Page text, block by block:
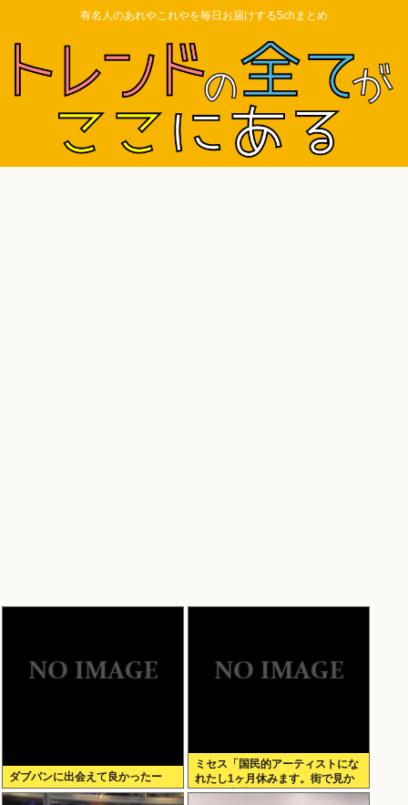
有名人のあれやこれやを毎日お届けする5chまとめ
ダブパンに出会えて良かったー
ミセス「国民的アーティストにな
れたし1ヶ月休みます。街で見か
けても声掛けないでね」